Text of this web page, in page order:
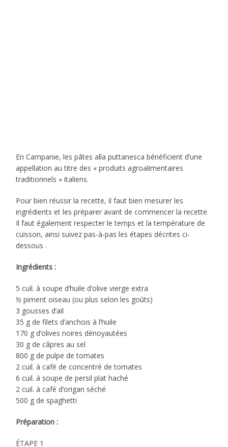
En Campanie, les pâtes alla puttanesca bénéficient d’une
appellation au titre des « produits agroalimentaires
traditionnels » italiens.
Pour bien réussir la recette, il faut bien mesurer les
ingrédients et les préparer avant de commencer la recette.
Il faut également respecter le temps et la température de
cuisson, ainsi suivez pas-à-pas les étapes décrites ci-
dessous .
Ingrédients :
5 cuil. à soupe d’huile d’olive vierge extra
½ piment oiseau (ou plus selon les goûts)
3 gousses d’ail
35 g de filets d’anchois à l’huile
170 g d’olives noires dénoyautées
30 g de câpres au sel
800 g de pulpe de tomates
2 cuil. à café de concentré de tomates
6 cuil. à soupe de persil plat haché
2 cuil. à café d’origan séché
500 g de spaghetti
Préparation :
ÉTAPE 1